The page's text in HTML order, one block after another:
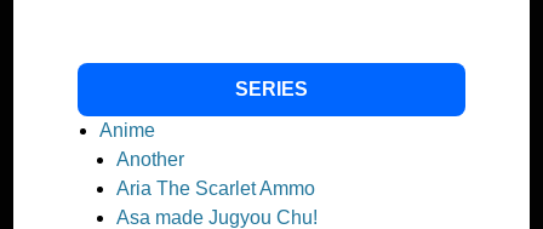
SERIES
Anime
Another
Aria The Scarlet Ammo
Asa made Jugyou Chu!